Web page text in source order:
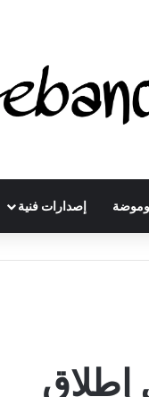
وموضة إصدارات فنية
إطلاق